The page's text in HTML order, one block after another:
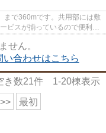
まで360mです。共用部には敷
ビスが揃っているので便利で
せん。
合わせはこちら
き数21件 1-20棟表示
最初